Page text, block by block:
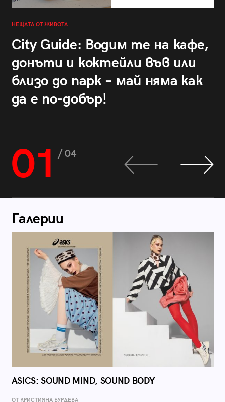
НЕЩАТА ОТ ЖИВОТА
City Guide: Водим те на кафе,
донъти и коктейли във или
близо до парк – май няма как
да е по-добър!
01 / 04
Галерии
ASICS: SOUND MIND, SOUND BODY
ОТ КРИСТИЯНА БУРДЕВА